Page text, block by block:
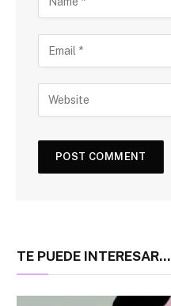
TE PUEDE INTERESAR...